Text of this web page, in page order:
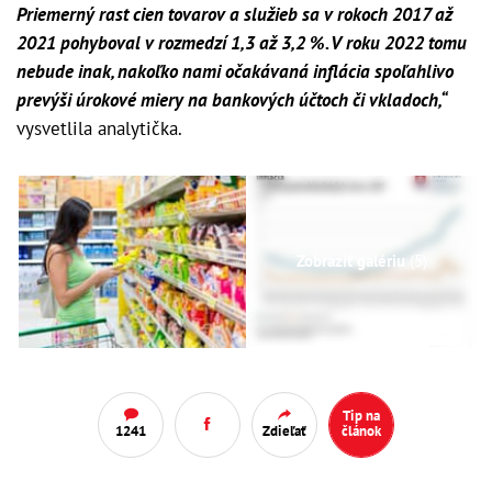
Priemerný rast cien tovarov a služieb sa v rokoch 2017 až
2021 pohyboval v rozmedzí 1,3 až 3,2 %. V roku 2022 tomu
nebude inak, nakoľko nami očakávaná inflácia spoľahlivo
prevýši úrokové miery na bankových účtoch či vkladoch,“
vysvetlila analytička.
Zobraziť galériu(5)
1241 Zdieľať
Tip na
článok